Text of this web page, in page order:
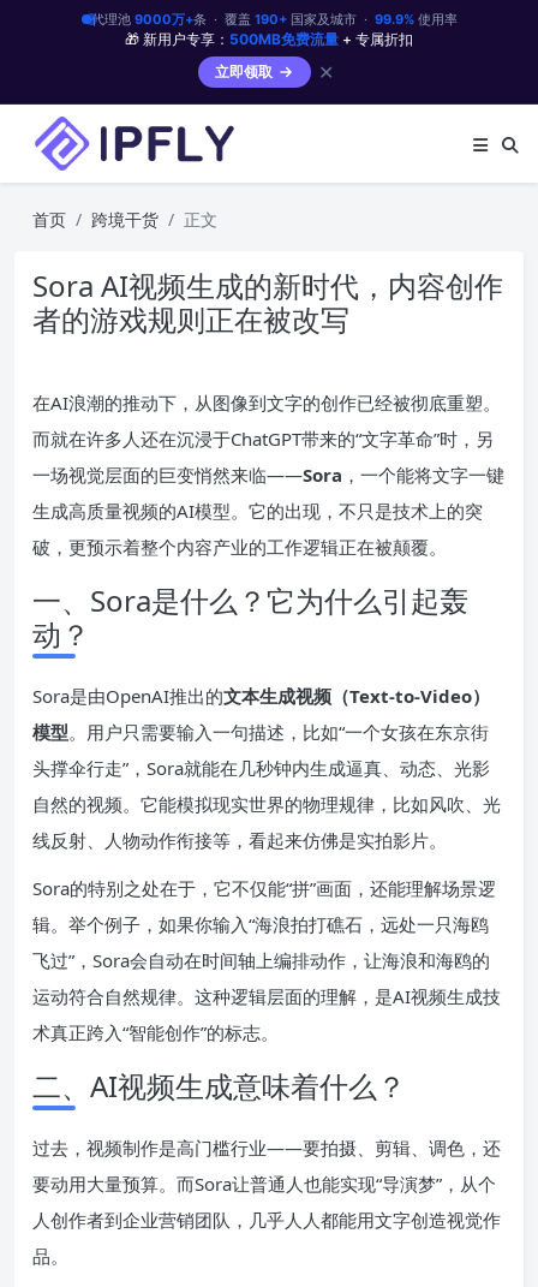
代理池 9000万+条 · 覆盖 190+国家及城市 · 99.9%使用率
🎁 新用户专享： 500MB免费流量 + 专属折扣
立即领取
✕
首页 跨境干货 正文
Sora AI视频生成的新时代，内容创作
者的游戏规则正在被改写
在AI浪潮的推动下，从图像到文字的创作已经被彻底重塑。
而就在许多人还在沉浸于ChatGPT带来的“文字革命”时，另
一场视觉层面的巨变悄然来临——Sora ，一个能将文字一键
生成高质量视频的AI模型。它的出现，不只是技术上的突
破，更预示着整个内容产业的工作逻辑正在被颠覆。
一、Sora是什么？它为什么引起轰
动？
Sora是由OpenAI推出的文本生成视频（Text-to-Video）
模型。用户只需要输入一句描述，比如“一个女孩在东京街
头撑伞行走”，Sora就能在几秒钟内生成逼真、动态、光影
自然的视频。它能模拟现实世界的物理规律，比如风吹、光
线反射、人物动作衔接等，看起来仿佛是实拍影片。
Sora的特别之处在于，它不仅能“拼”画面，还能理解场景逻
辑。举个例子，如果你输入“海浪拍打礁石，远处一只海鸥
飞过”，Sora会自动在时间轴上编排动作，让海浪和海鸥的
运动符合自然规律。这种逻辑层面的理解，是AI视频生成技
术真正跨入“智能创作”的标志。
二、AI视频生成意味着什么？
过去，视频制作是高门槛行业——要拍摄、剪辑、调色，还
要动用大量预算。而Sora让普通人也能实现“导演梦”，从个
人创作者到企业营销团队，几乎人人都能用文字创造视觉作
品。